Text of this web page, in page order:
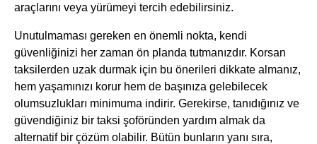
araçlarını veya yürümeyi tercih edebilirsiniz.
Unutulmaması gereken en önemli nokta, kendi
güvenliğinizi her zaman ön planda tutmanızdır. Korsan
taksilerden uzak durmak için bu önerileri dikkate almanız,
hem yaşamınızı korur hem de başınıza gelebilecek
olumsuzlukları minimuma indirir. Gerekirse, tanıdığınız ve
güvendiğiniz bir taksi şoföründen yardım almak da
alternatif bir çözüm olabilir. Bütün bunların yanı sıra,